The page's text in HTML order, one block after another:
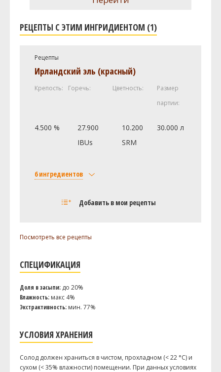
РЕЦЕПТЫ С ЭТИМ ИНГРИДИЕНТОМ (1)
Рецепты
Добавить в мои рецепты
Ирландский эль (красный)
Крепость: Горечь: Цветность:
Размер
партии:
4.500 %
27.900
IBUs
10.200
SRM
30.000 л
6 ингредиентов
Viking malt Pale Ale
Dingemans Шоколадный 900
Ист Кент Голдингc (East Kent
Каскад (Cascade DE)
Дрожжи
Посмотреть все рецепты
СПЕЦИФИКАЦИЯ
Доля в засыпи: до 20%
Влажность: макс 4%
Экстрактивность: мин. 77%
УСЛОВИЯ ХРАНЕНИЯ
Солод должен храниться в чистом, прохладном (< 22 °C) и
сухом (< 35% влажности) помещении. При данных условиях